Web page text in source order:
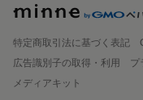
特定商取引法に基づく表記
広告識別子の取得・利用
プ
メディアキット